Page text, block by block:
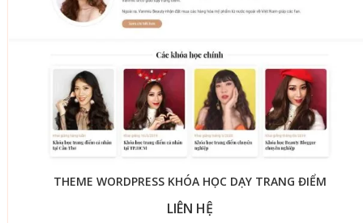
THEME WORDPRESS KHÓA HỌC DẠY TRANG ĐIỂM
LIÊN HỆ